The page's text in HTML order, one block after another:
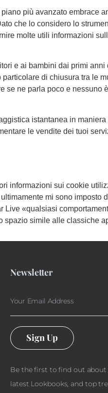
più avanzato embrace
che lo considero lo
molte utili informazioni
e ai bambini dai primi anni
di chiusura tra le
se ne parla poco e nessuno
istantanea in maniera
le vendite dei tuoi
informazioni sui cookie
mi sono imposto
«qualsiasi
simile alle classiche
Newsletter
Sign Up
Be the first to find out about
latest Lookbooks, and top